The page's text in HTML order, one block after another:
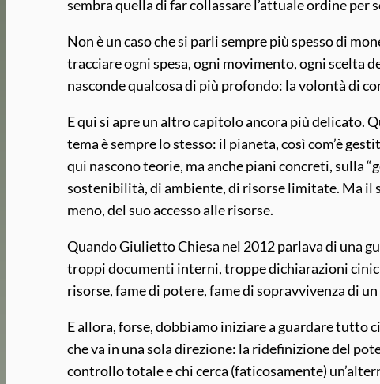
sembra quella di far collassare l’attuale ordine
Non è un caso che si parli sempre più spesso di
tracciare ogni spesa, ogni movimento, ogni scelta
nasconde qualcosa di più profondo: la volontà di
E qui si apre un altro capitolo ancora più delicato.
tema è sempre lo stesso: il pianeta, così com’è
qui nascono teorie, ma anche piani concreti, sulla
sostenibilità, di ambiente, di risorse limitate. Ma il
meno, del suo accesso alle risorse.
Quando Giulietto Chiesa nel 2012 parlava di una
troppi documenti interni, troppe dichiarazioni
risorse, fame di potere, fame di sopravvivenza di
E allora, forse, dobbiamo iniziare a guardare tutto
che va in una sola direzione: la ridefinizione del
controllo totale e chi cerca (faticosamente)